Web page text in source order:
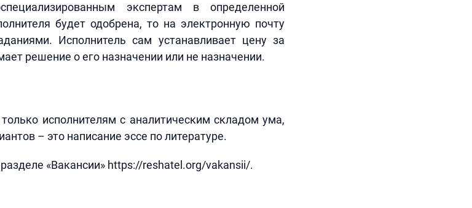
экспертам в определенной
будет одобрена, то на электронную почту
Исполнитель сам устанавливает цену за
решение о его назначении или не назначении.
исполнителям с аналитическим складом ума,
– это написание эссе по литературе.
«Вакансии» https://reshatel.org/vakansii/.